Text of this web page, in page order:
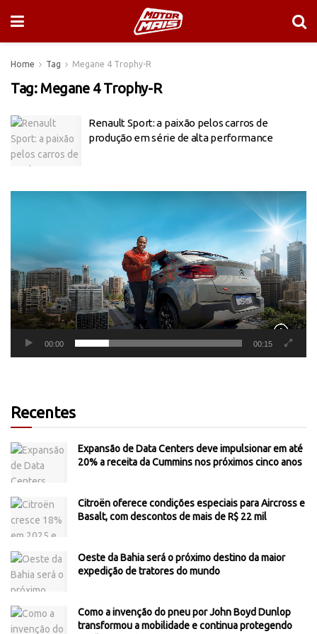
Home Tag Megane 4 Trophy-R
Tag: Megane 4 Trophy-R
Renault Sport: a paixão pelos carros de
produção em série de alta performance
00:00 00:15
Recentes
Expansão de Data Centers deve impulsionar em até
20% a receita da Cummins nos próximos cinco anos
Citroën oferece condições especiais para Aircross e
Basalt, com descontos de mais de R$ 22 mil
Oeste da Bahia será o próximo destino da maior
expedição de tratores do mundo
Como a invenção do pneu por John Boyd Dunlop
transformou a mobilidade e continua protegendo